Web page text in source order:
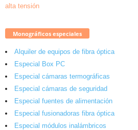
Monográficos especiales
Alquiler de equipos de fibra óptica
Especial Box PC
Especial cámaras termográficas
Especial cámaras de seguridad
Especial fuentes de alimentación
Especial fusionadoras fibra óptica
Especial módulos inalámbricos